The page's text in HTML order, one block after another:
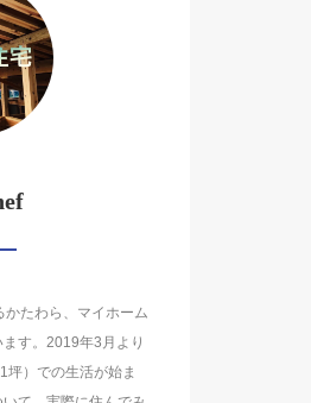
たわら、マイホーム
す。2019年3月より
坪）での生活が始ま